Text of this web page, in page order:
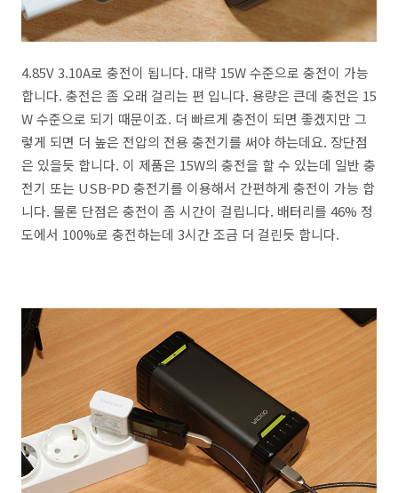
4.85V 3.10A로 충전이 됩니다. 대략 15W 수준으로 충전이 가능
합니다. 충전은 좀 오래 걸리는 편 입니다. 용량은 큰데 충전은 15
W 수준으로 되기 때문이죠. 더 빠르게 충전이 되면 좋겠지만 그
렇게 되면 더 높은 전압의 전용 충전기를 써야 하는데요. 장단점
은 있을듯 합니다. 이 제품은 15W의 충전을 할 수 있는데 일반 충
전기 또는 USB-PD 충전기를 이용해서 간편하게 충전이 가능 합
니다. 물론 단점은 충전이 좀 시간이 걸립니다. 배터리를 46% 정
도에서 100%로 충전하는데 3시간 조금 더 걸린듯 합니다.